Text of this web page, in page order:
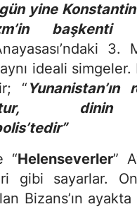
yine
başkenti
3.
ideali
“ Yunanistan’ın
“Helenseverler”
gibi sayarlar.
Bizans’ın